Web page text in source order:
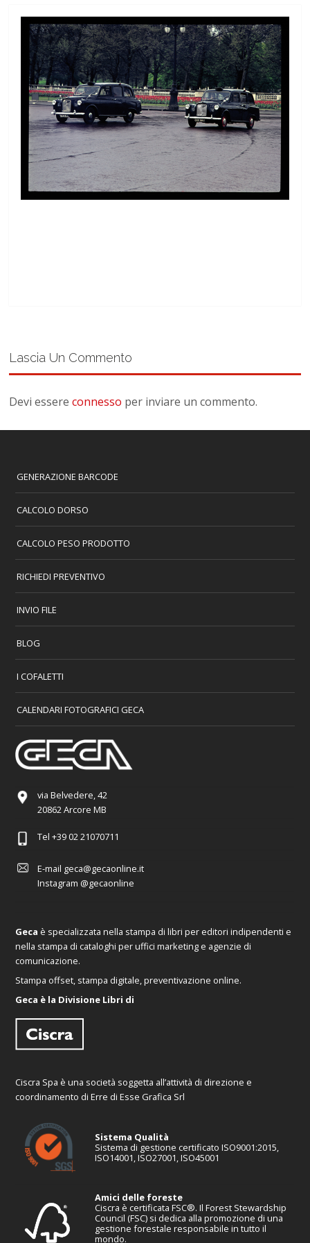
Lascia Un Commento
Devi essereconnesso per inviare un commento.
GENERAZIONE BARCODE
CALCOLO DORSO
CALCOLO PESO PRODOTTO
RICHIEDI PREVENTIVO
INVIO FILE
BLOG
I COFALETTI
CALENDARI FOTOGRAFICI GECA
via Belvedere, 42
20862 Arcore MB
Tel +39 02 21070711
E-mail geca@gecaonline.it
Instagram @gecaonline
Geca è specializzata nella stampa di libri per editori indipendenti e
nella stampa di cataloghi per uffici marketing e agenzie di
comunicazione.
Stampa offset, stampa digitale, preventivazione online.
Geca è la Divisione Libri di
Ciscra Spa è una società soggetta all’attività di direzione e
coordinamento di Erre di Esse Grafica Srl
Sistema Qualità
Sistema di gestione certificato ISO9001:2015,
ISO14001, ISO27001, ISO45001
Amici delle foreste
Ciscra è certificata FSC®. Il Forest Stewardship
Council (FSC) si dedica alla promozione di una
gestione forestale responsabile in tutto il
mondo.